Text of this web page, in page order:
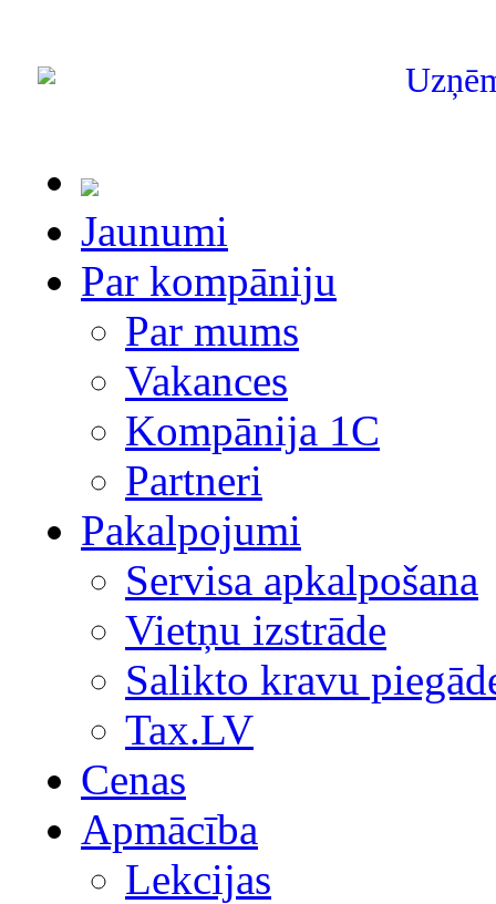
Jaunumi
Par kompāniju
Par mums
Vakances
Kompānija 1С
Partneri
Pakalpojumi
Servisa apkalpošana
Vietņu izstrāde
Salikto kravu
Tax.LV
Cenas
Apmācība
Lekcijas